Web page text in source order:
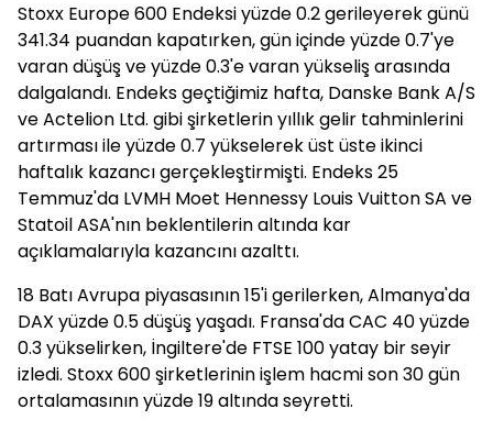
Stoxx Europe 600 Endeksi yüzde 0.2 gerileyerek günü
341.34 puandan kapatırken, gün içinde yüzde 0.7'ye
varan düşüş ve yüzde 0.3'e varan yükseliş arasında
dalgalandı. Endeks geçtiğimiz hafta, Danske Bank A/S
ve Actelion Ltd. gibi şirketlerin yıllık gelir tahminlerini
artırması ile yüzde 0.7 yükselerek üst üste ikinci
haftalık kazancı gerçekleştirmişti. Endeks 25
Temmuz'da LVMH Moet Hennessy Louis Vuitton SA ve
Statoil ASA'nın beklentilerin altında kar
açıklamalarıyla kazancını azalttı.
18 Batı Avrupa piyasasının 15'i gerilerken, Almanya'da
DAX yüzde 0.5 düşüş yaşadı. Fransa'da CAC 40 yüzde
0.3 yükselirken, İngiltere'de FTSE 100 yatay bir seyir
izledi. Stoxx 600 şirketlerinin işlem hacmi son 30 gün
ortalamasının yüzde 19 altında seyretti.